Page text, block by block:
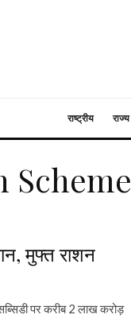
राष्ट्रीय राज्य
Scheme
मुफ्त राशन
पर करीब 2 लाख करोड़